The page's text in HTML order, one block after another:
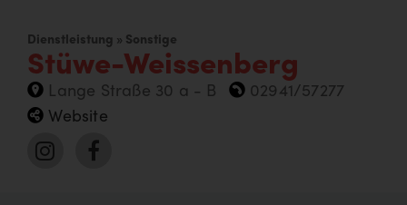
Dienstleistung » Sonstige
Stüwe-Weissenberg
Lange Straße 30 a - B
02941/57277
Website